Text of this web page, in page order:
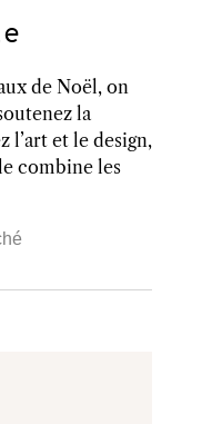
de Noël, on
la
l’art et le design,
combine les